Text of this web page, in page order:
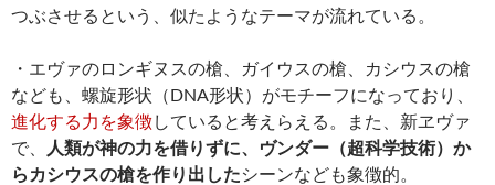
つぶさせるという、似たようなテーマが流れている。
・エヴァのロンギヌスの槍、ガイウスの槍、カシウスの槍
なども、螺旋形状（DNA形状）がモチーフになっており、
進化する力を象徴していると考えらえる。また、新ヱヴァ
で、
人類が神の力を借りずに、ヴンダー（超科学技術）か
らカシウスの槍を作り出したシーンなども象徴的。